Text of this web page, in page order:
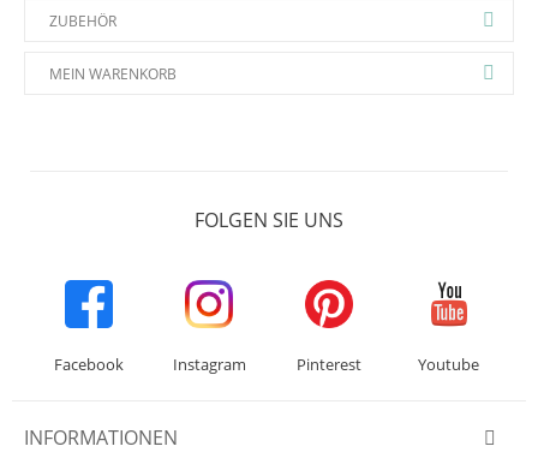
ZUBEHÖR
MEIN WARENKORB
FOLGEN SIE UNS
Facebook Instagram Pinterest Youtube
INFORMATIONEN